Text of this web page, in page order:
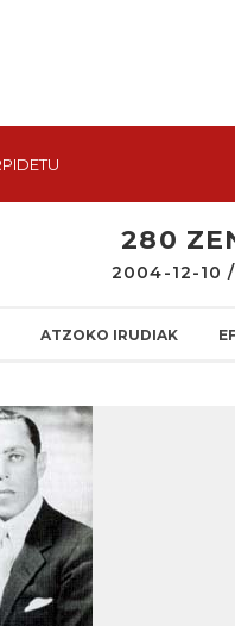
280
2004-12-10
ATZOKO IRUDIAK